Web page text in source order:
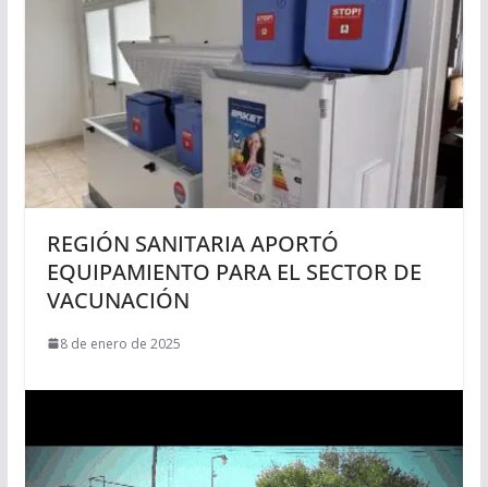
REGIÓN SANITARIA APORTÓ
EQUIPAMIENTO PARA EL SECTOR DE
VACUNACIÓN
8 de enero de 2025